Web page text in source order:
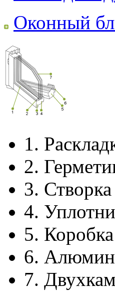
Оконный
1.
2.
3. Створка
4.
5. Коробка
6.
7.